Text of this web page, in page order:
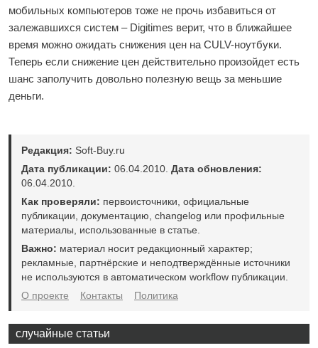
мобильных компьютеров тоже не прочь избавиться от
залежавшихся систем – Digitimes верит, что в ближайшее
время можно ожидать снижения цен на CULV-ноутбуки.
Теперь если снижение цен действительно произойдет есть
шанс заполучить довольно полезную вещь за меньшие
деньги.
Редакция: Soft-Buy.ru
Дата публикации: 06.04.2010. Дата обновления:
06.04.2010.
Как проверяли: первоисточники, официальные
публикации, документацию, changelog или профильные
материалы, использованные в статье.
Важно: материал носит редакционный характер;
рекламные, партнёрские и неподтверждённые источники
не используются в автоматическом workflow публикации.
О проекте
Контакты Политика
случайные статьи